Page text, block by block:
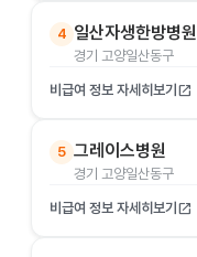
4 일산자생한방병원
경기 고양일산동구
비급여 정보 자세히보기 open_in_new
5 그레이스병원
경기 고양일산동구
비급여 정보 자세히보기 open_in_new